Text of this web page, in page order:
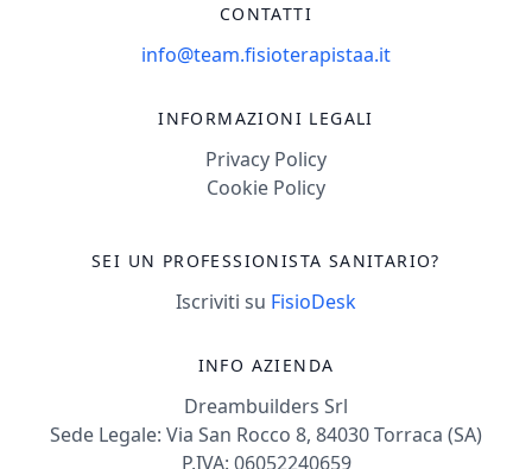
CONTATTI
info@team.fisioterapistaa.it
INFORMAZIONI LEGALI
Privacy Policy
Cookie Policy
SEI UN PROFESSIONISTA SANITARIO?
Iscriviti su FisioDesk
INFO AZIENDA
Dreambuilders Srl
Sede Legale: Via San Rocco 8, 84030 Torraca (SA)
P.IVA: 06052240659